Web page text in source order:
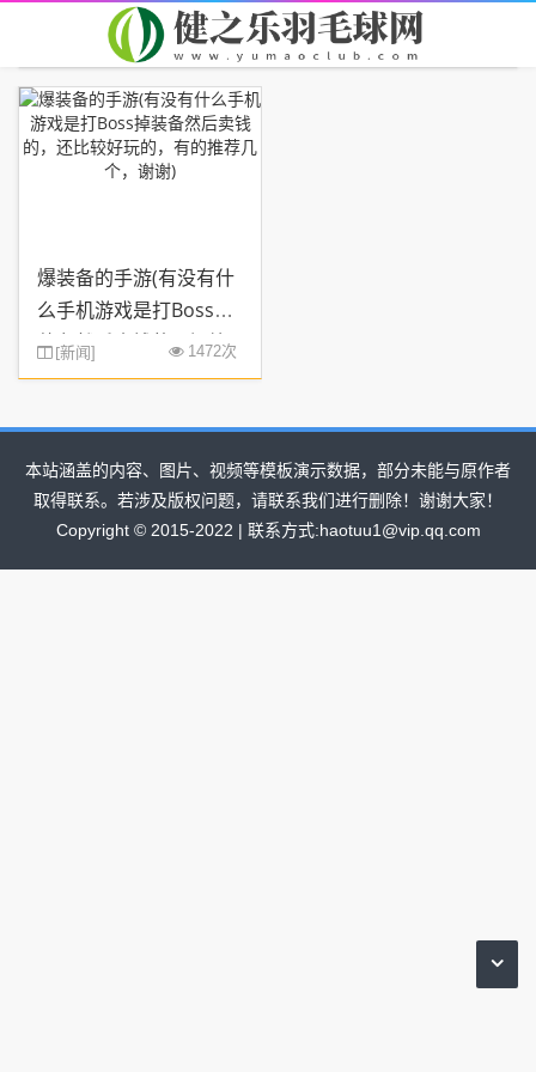
您现在的位置： 首页> TAG信息列表 > 钱的，
爆装备的手游(有没有什
么手机游戏是打Boss掉
装备然后卖钱的，还比
较好玩的，有的推荐几
[新闻] 1472次
本站涵盖的内容、图片、视频等模板演示数据，部分未能与原作者
取得联系。若涉及版权问题，请联系我们进行删除！谢谢大家！
Copyright © 2015-2022 | 联系方式:haotuu1@vip.qq.com